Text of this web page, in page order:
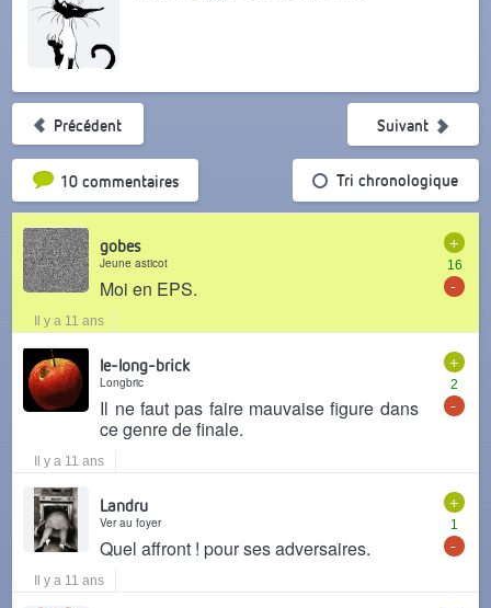
Précédent
10 commentairesTri par popularité Tri chronologique
Suivant
+
16
-
gobes
Jeune asticot
Moi en EPS.
Il y a 11 ans
+
2
-
le-long-brick
Longbric
Il ne faut pas faire mauvaise figure dans
ce genre de finale.
Il y a 11 ans
+
1
-
Landru
Ver au foyer
Quel affront ! pour ses adversaires.
Il y a 11 ans